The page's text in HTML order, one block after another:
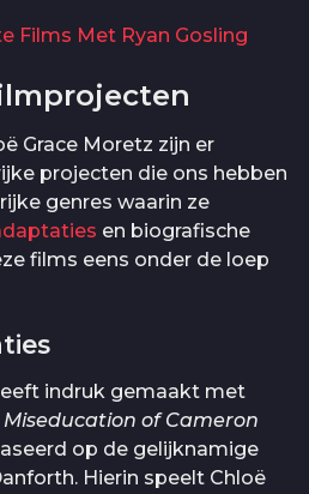
Films Met Ryan Gosling
Grace Moretz zijn er
projecten die ons hebben
genres waarin ze
en biografische
films eens onder de loep
indruk gemaakt met
Miseducation of Cameron
op de gelijknamige
Hierin speelt Chloë